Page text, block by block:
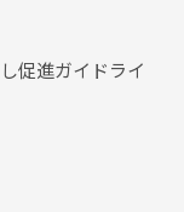
促進ガイドライ